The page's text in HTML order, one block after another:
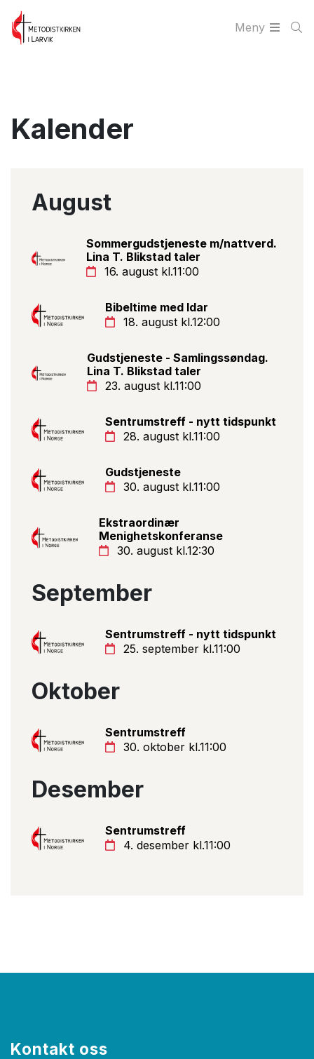
Meny
Kalender
August
Sommergudstjeneste m/nattverd.
Lina T. Blikstad taler
16. august kl.11:00
Bibeltime med Idar
18. august kl.12:00
Gudstjeneste - Samlingssøndag.
Lina T. Blikstad taler
23. august kl.11:00
Sentrumstreff - nytt tidspunkt
28. august kl.11:00
Gudstjeneste
30. august kl.11:00
Ekstraordinær
Menighetskonferanse
30. august kl.12:30
September
Sentrumstreff - nytt tidspunkt
25. september kl.11:00
Oktober
Sentrumstreff
30. oktober kl.11:00
Desember
Sentrumstreff
4. desember kl.11:00
Kontakt oss